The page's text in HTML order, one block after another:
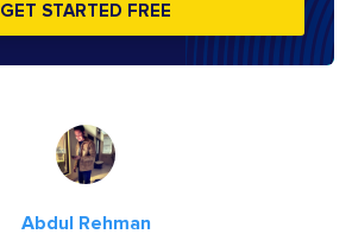
GET STARTED FREE
Abdul Rehman